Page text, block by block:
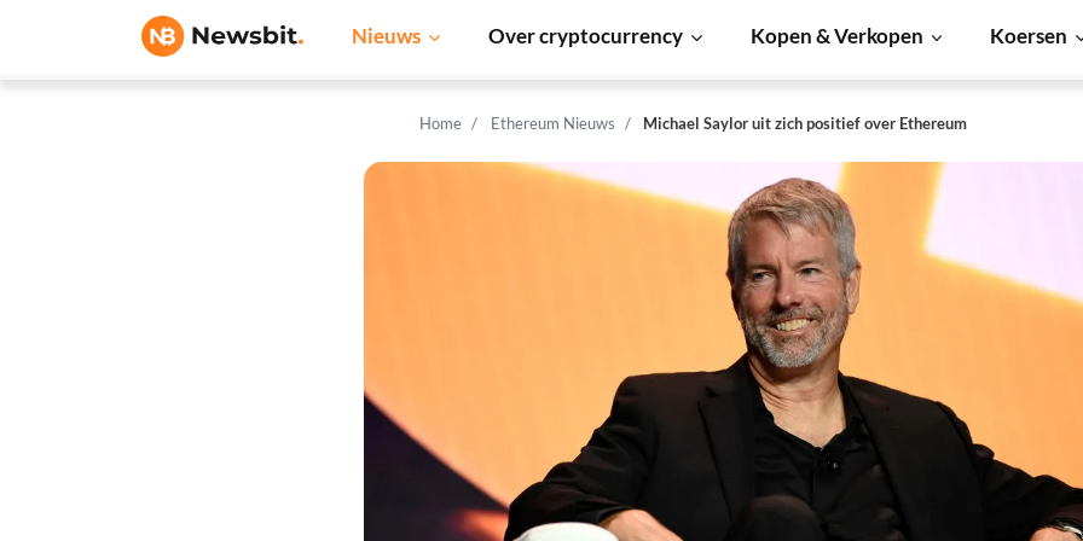
Nieuws Over cryptocurrency Kopen & Verkopen Koersen
Home Ethereum Nieuws Michael Saylor uit zich positief over Ethereum